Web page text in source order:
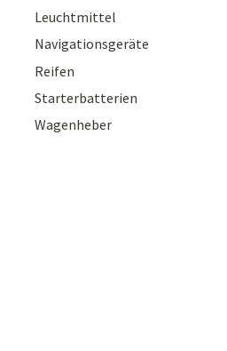
Leuchtmittel
Navigationsgeräte
Reifen
Starterbatterien
Wagenheber